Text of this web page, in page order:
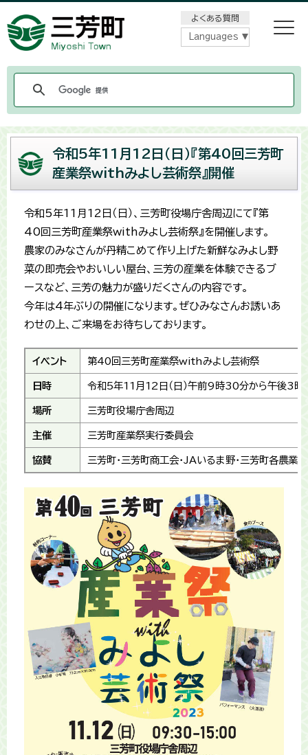
よくある質問
Languages
令和5年11月12日（日）『第40回三芳町
産業祭withみよし芸術祭』開催
令和5年11月12日（日）、三芳町役場庁舎周辺にて『第
40回三芳町産業祭withみよし芸術祭』を開催します。
農家のみなさんが丹精こめて作り上げた新鮮なみよし野
菜の即売会やおいしい屋台、三芳の産業を体験できるブ
ースなど、三芳の魅力が盛りだくさんの内容です。
今年は4年ぶりの開催になります。ぜひみなさんお誘いあ
わせの上、ご来場をお待ちしております。
イベント 第40回三芳町産業祭withみよし芸術祭
日時 令和5年11月12日（日）午前9時30分から午後3
場所 三芳町役場庁舎周辺
主催 三芳町産業祭実行委員会
協賛 三芳町・三芳町商工会・JAいるま野・三芳町各農